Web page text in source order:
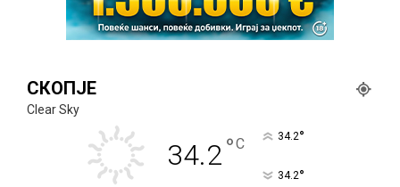
СКОПЈЕ
Clear Sky
34.2°C 34.2°
34.2°